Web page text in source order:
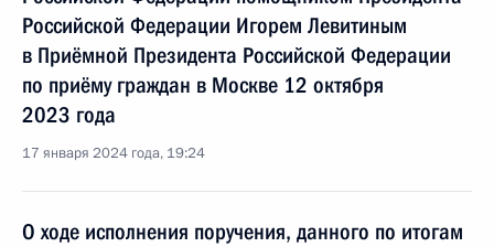
Российской Федерации Игорем Левитиным
в Приёмной Президента Российской Федерации
по приёму граждан в Москве 12 октября
2023 года
17 января 2024 года, 19:24
О ходе исполнения поручения, данного по итогам